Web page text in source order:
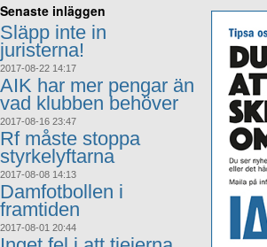
Senaste inläggen
Släpp inte in
juristerna!
2017-08-22 14:17
AIK har mer pengar än
vad klubben behöver
2017-08-16 23:47
Rf måste stoppa
styrkelyftarna
2017-08-08 14:13
Damfotbollen i
framtiden
2017-08-01 20:44